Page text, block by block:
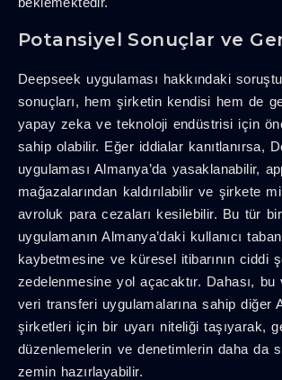
Potansiyel Sonuçlar ve
Deepseek uygulaması hakkındaki
sonuçları, hem şirketin kendisi hem de
yapay zeka ve teknoloji endüstrisi için
sahip olabilir. Eğer iddialar kanıtlanırsa,
uygulaması Almanya’da yasaklanabilir,
mağazalarından kaldırılabilir ve şirkete
avroluk para cezaları kesilebilir. Bu tür
uygulamanın Almanya’daki kullanıcı
kaybetmesine ve küresel itibarının ciddi
zedelenmesine yol açacaktır. Dahası,
veri transferi uygulamalarına sahip diğer
şirketleri için bir uyarı niteliği taşıyarak,
düzenlemelerin ve denetimlerin daha da
zemin hazırlayabilir.